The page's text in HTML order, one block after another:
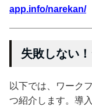
app.info/narekan/
失敗しない
以下では、ワーク
つ紹介します。導